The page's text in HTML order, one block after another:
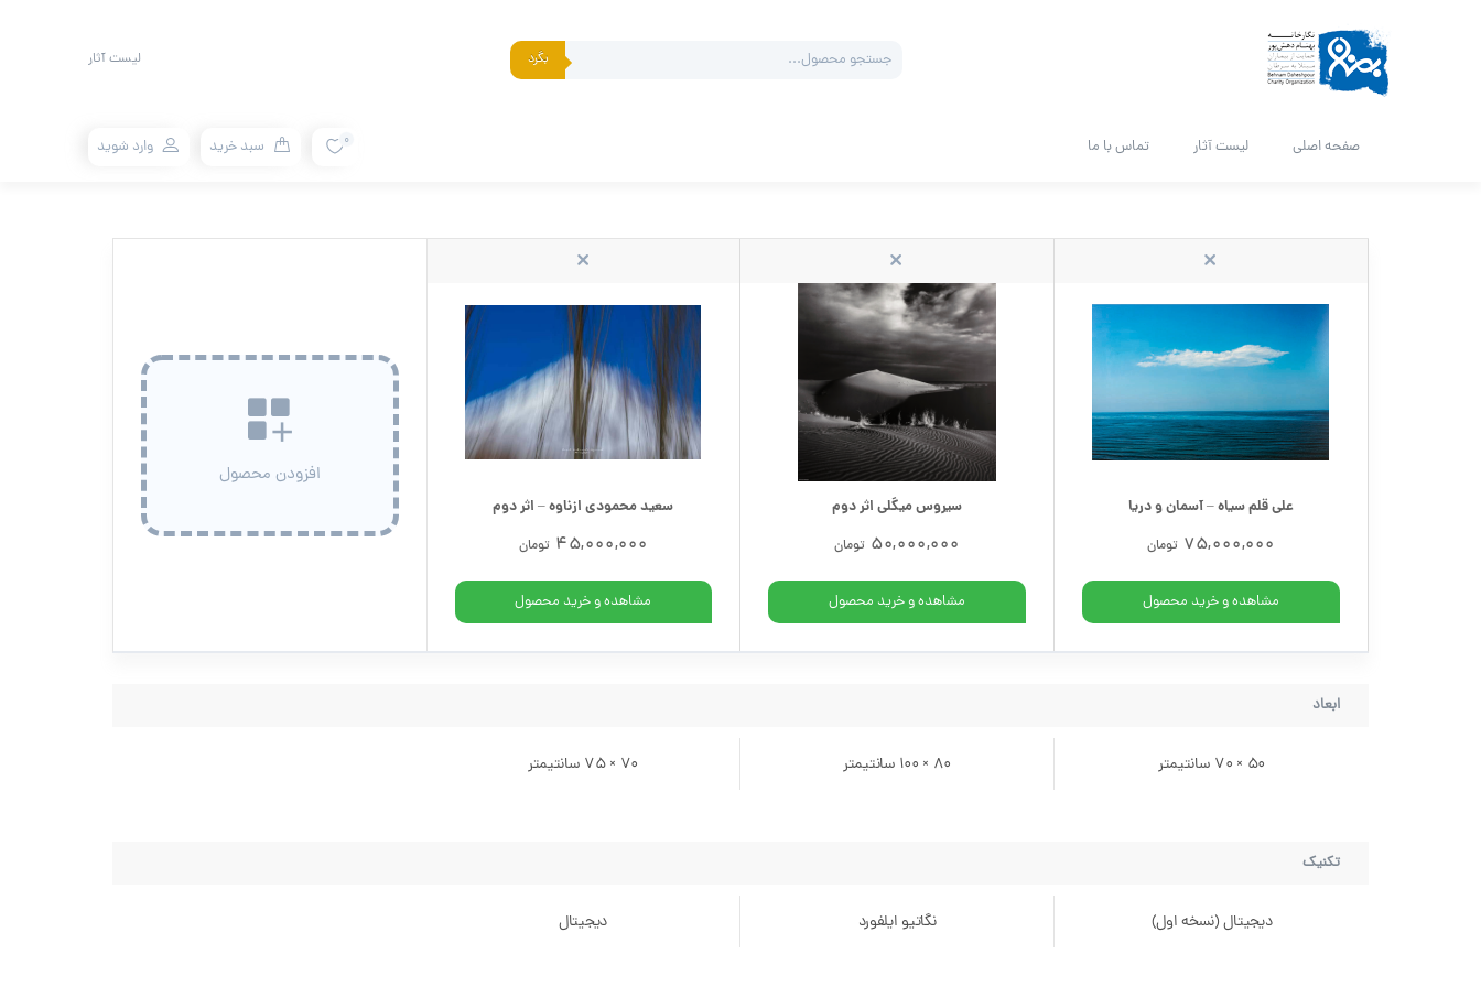
search بگرد لیست آثار
صفحه اصلی لیست آثار تماس با ما 0 سبد خرید وارد شوید
علی قلم سیاه – آسمان و دریا
75,000,000 تومان
مشاهده و خرید محصول
سیروس میگلی اثر دوم
50,000,000 تومان
مشاهده و خرید محصول
سعید محمودی ازناوه – اثر دوم
45,000,000 تومان
مشاهده و خرید محصول
افزودن محصول
ابعاد
50 × 70 سانتیمتر 80 × 100 سانتیمتر 70 × 75 سانتیمتر
تکنیک
دیجیتال (نسخه اول) نگاتیو ایلفورد دیجیتال